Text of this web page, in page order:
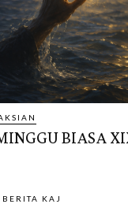
BIASA
BERITA KAJ